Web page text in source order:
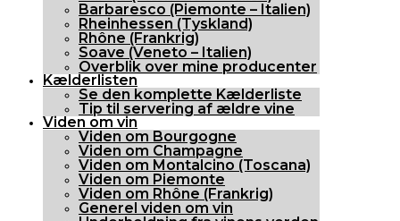
Barbaresco (Piemonte – Italien)
Rheinhessen (Tyskland)
Rhône (Frankrig)
Soave (Veneto – Italien)
Overblik over mine producenter
Kælderlisten
Se den komplette Kælderliste
Tip til servering af ældre vine
Viden om vin
Viden om Bourgogne
Viden om Champagne
Viden om Montalcino (Toscana)
Viden om Piemonte
Viden om Rhône (Frankrig)
Generel viden om vin